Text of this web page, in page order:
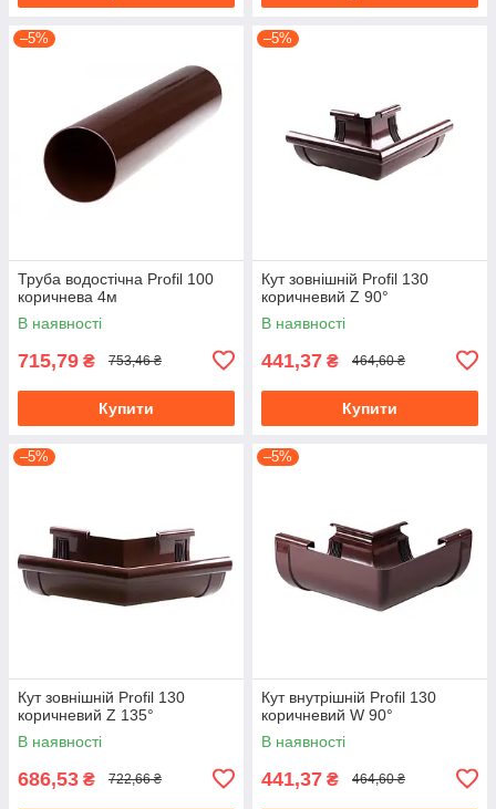
–5%
Труба водостічна Profil 100
коричнева 4м
В наявності
715,79 ₴ 753,46 ₴
Купити
–5%
Кут зовнішній Profil 130
коричневий Z 90°
В наявності
441,37 ₴ 464,60 ₴
Купити
–5%
Кут зовнішній Profil 130
коричневий Z 135°
В наявності
686,53 ₴ 722,66 ₴
–5%
Кут внутрішній Profil 130
коричневий W 90°
В наявності
441,37 ₴ 464,60 ₴